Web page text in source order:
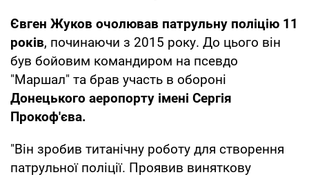
Євген Жуков очолював патрульну поліцію 11
років, починаючи з 2015 року. До цього він
був бойовим командиром на псевдо
"Маршал" та брав участь в обороні
Донецького аеропорту імені Сергія
Прокоф'єва.
"Він зробив титанічну роботу для створення
патрульної поліції. Проявив виняткову